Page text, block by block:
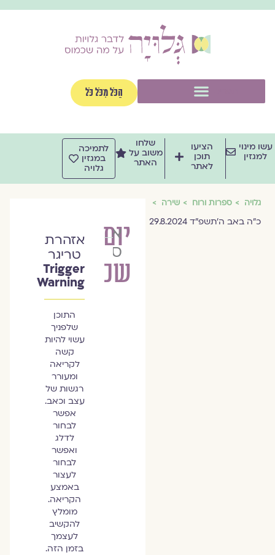
הַכֹּל מִכֹּל כֹּל
מינוי
למגזין
הציעו
תוכן
לאתר
שלחו
משוב על
האתר
לתמיכה
במגזין
גלויה
גלויה ספרות ורוח שירה
כ״ה באב ה׳תשפ״ד 29.8.2024
יום
שכזה
אורית
סרן
אזהרת
טריגר
Trigger
Warning
התוכן
שלפניך
עשוי להיות
קשה
לקריאה
ומעורר
רגשות של
עצב וכאב.
אפשר
לבחור
לדלג
ואפשר
לבחור
לעצור
באמצע
הקריאה.
מומלץ
להקשיב
לעצמך
בזמן הזה.